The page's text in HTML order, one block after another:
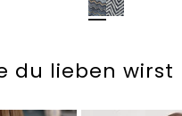
du lieben wirst